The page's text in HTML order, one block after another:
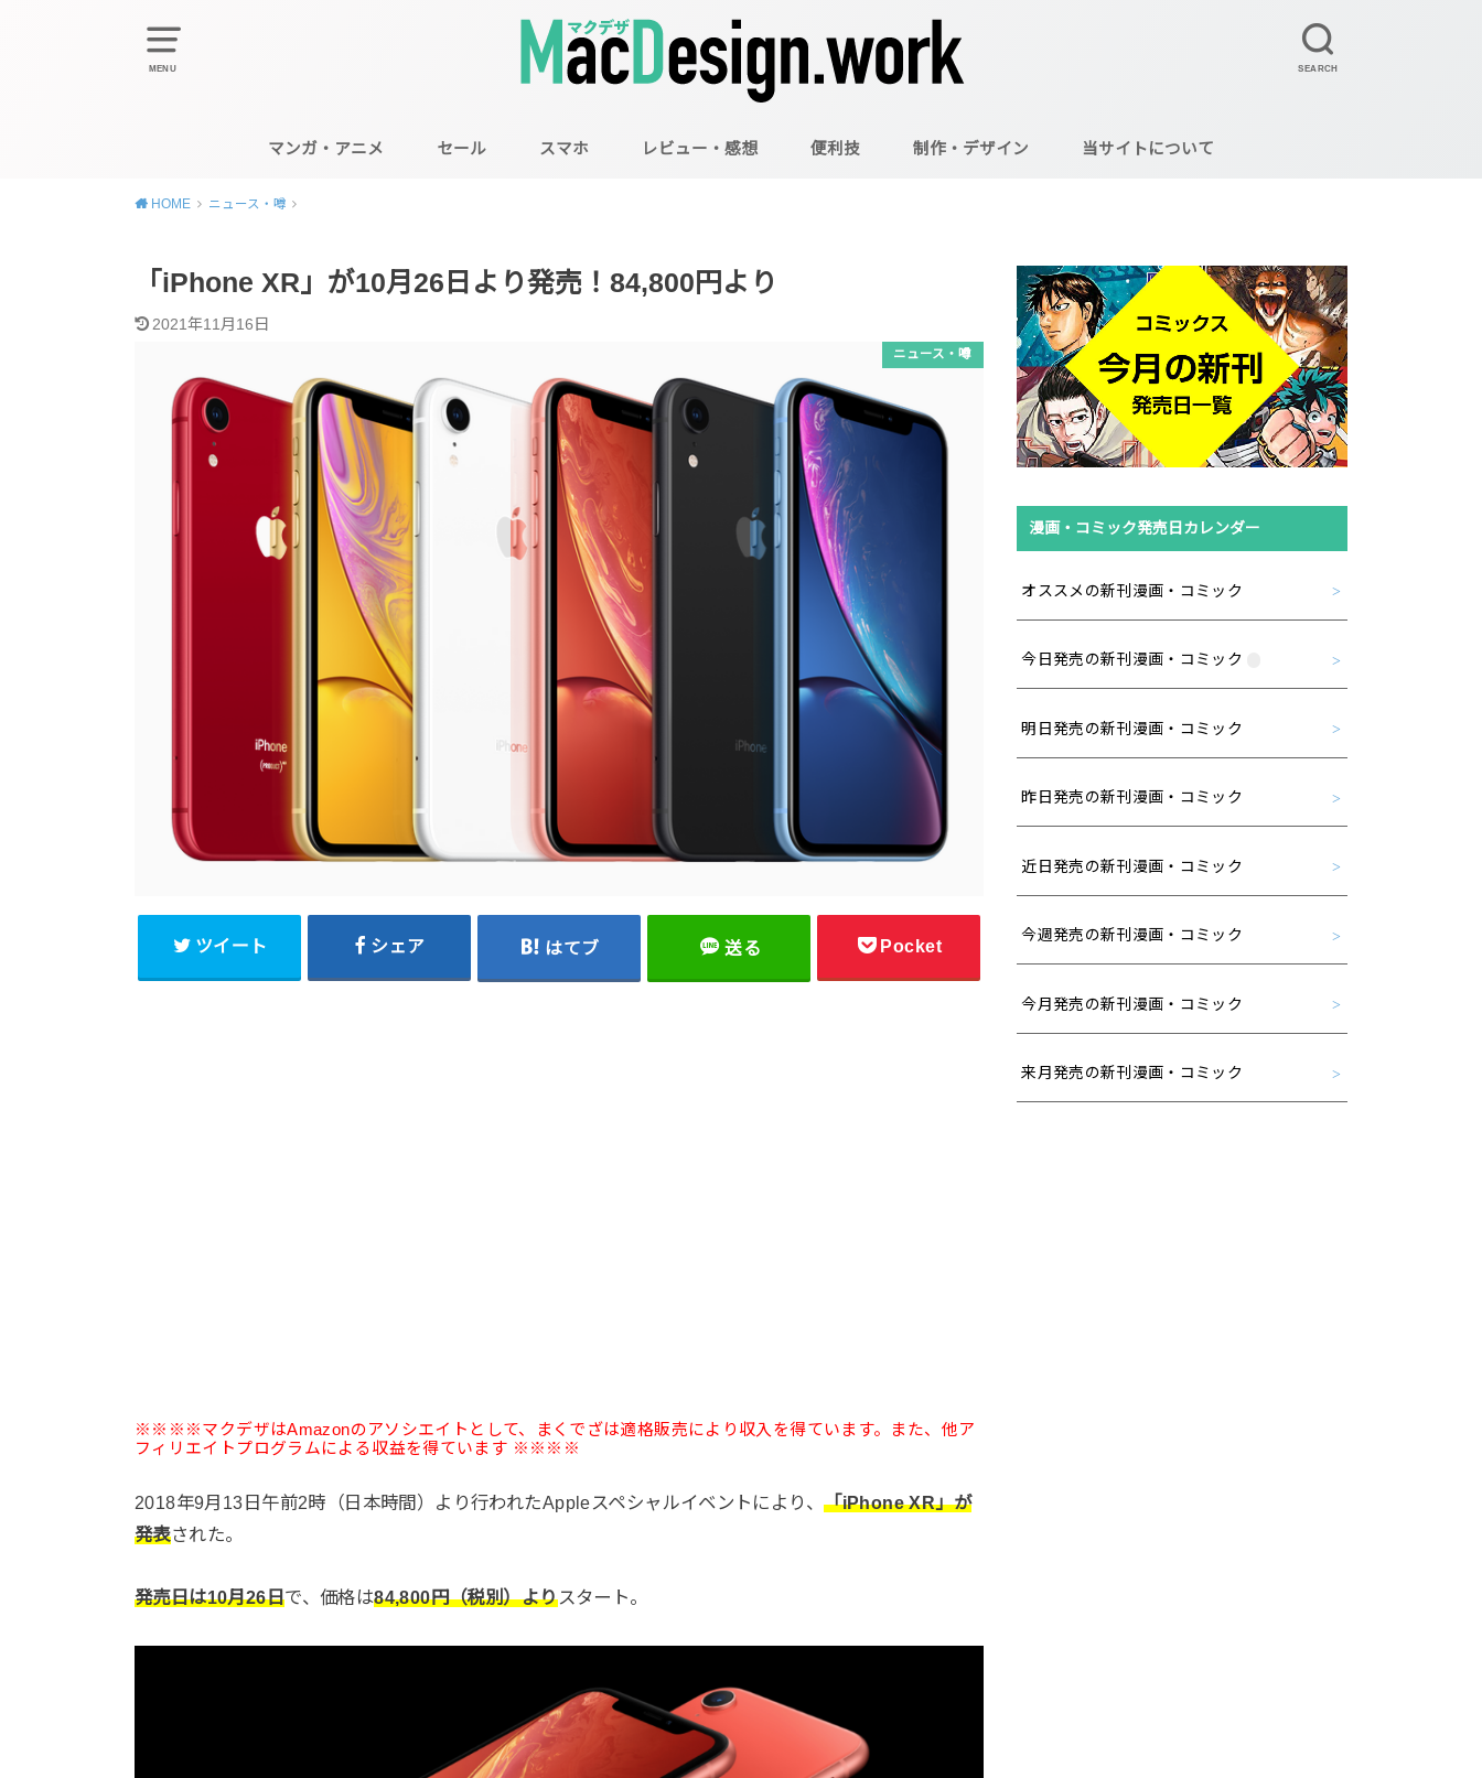
MENU SEARCH
マンガ・アニメ セール スマホ レビュー・感想 便利技 制作・デザイン 当サイトについて
HOME ニュース・噂
「iPhone XR」が10月26日より発売！84,800円より
2021年11月16日
ニュース・噂
ツイート シェア はてブ 送る Pocket
※※※※マクデザはAmazonのアソシエイトとして、まくでざは適格販売により収入を得ています。また、他ア
フィリエイトプログラムによる収益を得ています ※※※※
2018年9月13日午前2時（日本時間）より行われたAppleスペシャルイベントにより、「iPhone XR」が
発表された。
発売日は10月26日で、価格は84,800円（税別）よりスタート。
漫画・コミック発売日カレンダー
オススメの新刊漫画・コミック
今日発売の新刊漫画・コミック
明日発売の新刊漫画・コミック
昨日発売の新刊漫画・コミック
近日発売の新刊漫画・コミック
今週発売の新刊漫画・コミック
今月発売の新刊漫画・コミック
来月発売の新刊漫画・コミック